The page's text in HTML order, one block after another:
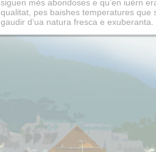
siguen mès abondoses e qu’en iuèrn
qualitat, pes baishes temperatures que
gaudir d’ua natura fresca e exuberanta.